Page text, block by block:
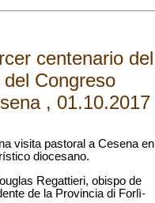
centenario del
Congreso
, 01.10.2017
visita pastoral a Cesena en
diocesano.
Regattieri, obispo de
de la Provincia di Forlì-